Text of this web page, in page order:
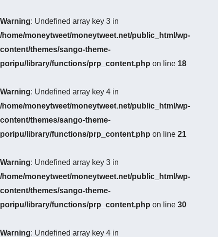
Warning: Undefined array key 3 in
/home/moneytweet/moneytweet.net/public_html/wp-
content/themes/sango-theme-
poripu/library/functions/prp_content.php on line 18
Warning: Undefined array key 4 in
/home/moneytweet/moneytweet.net/public_html/wp-
content/themes/sango-theme-
poripu/library/functions/prp_content.php on line 21
Warning: Undefined array key 3 in
/home/moneytweet/moneytweet.net/public_html/wp-
content/themes/sango-theme-
poripu/library/functions/prp_content.php on line 30
Warning: Undefined array key 4 in